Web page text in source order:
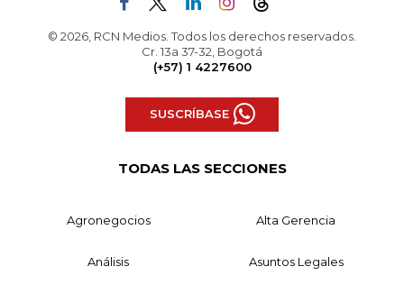
© 2026, RCN Medios. Todos los derechos reservados.
Cr. 13a 37-32, Bogotá
(+57) 1 4227600
SUSCRÍBASE
TODAS LAS SECCIONES
Agronegocios Alta Gerencia
Análisis Asuntos Legales